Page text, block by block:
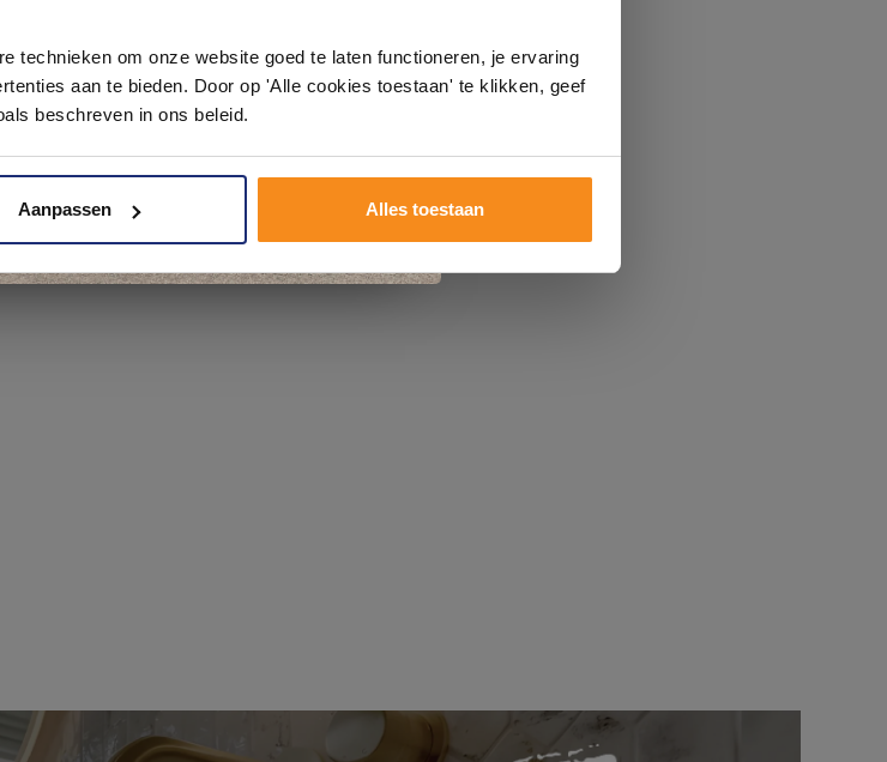
technieken om onze website goed te laten functioneren, je ervaring
aan te bieden. Door op 'Alle cookies toestaan' te klikken, geef
beschreven in ons beleid.
Aanpassen Alles toestaan
ingerichte badkameropstellingen – van
adviseurs helpen je persoonlijk, en je vindt tegels
Gratis parkeren op eigen terrein.
en ervaar zelf het verschil!